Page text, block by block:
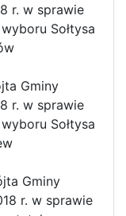
r. w sprawie
Sołtysa
Gminy
r. w sprawie
Sołtysa
Gminy
r. w sprawie